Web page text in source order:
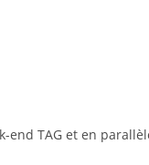
end TAG et en